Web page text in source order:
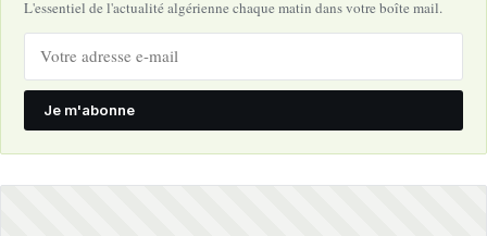
L'essentiel de l'actualité algérienne chaque matin dans votre boîte mail.
Je m'abonne